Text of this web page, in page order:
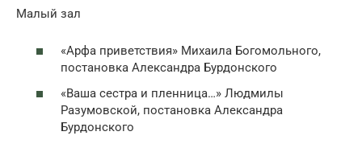
Малый зал
«Арфа приветствия» Михаила Богомольного,
постановка Александра Бурдонского
«Ваша сестра и пленница…» Людмилы
Разумовской, постановка Александра
Бурдонского